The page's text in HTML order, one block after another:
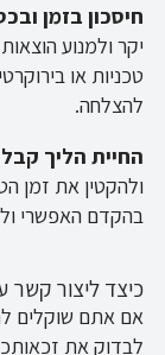
חיסכון בזמן
יקר ולמנוע
טכניות או
להצלחה.
החיית הליך
ולהקטין את זמן
בהקדם האפשרי
כיצד ליצור
אם אתם שוקלים
לבדוק את